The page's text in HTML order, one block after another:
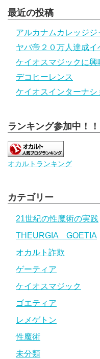
最近の投稿
アルカナムカレッジジ
ヤバ帝２０万人達成イ
ケイオスマジックに
デコヒーレンス
ケイオスインターナシ
ランキング参加中！！
オカルトランキング
カテゴリー
21世紀の性魔術の実践
THEURGIA GOETIA
オカルト詐欺
ゲーティア
ケイオスマジック
ゴエティア
レメゲトン
性魔術
未分類